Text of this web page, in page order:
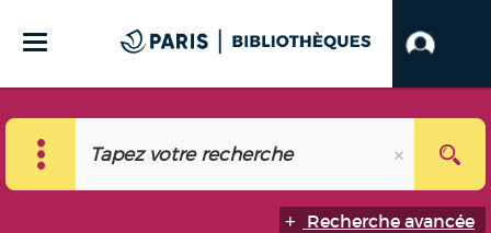
Recherche avancée